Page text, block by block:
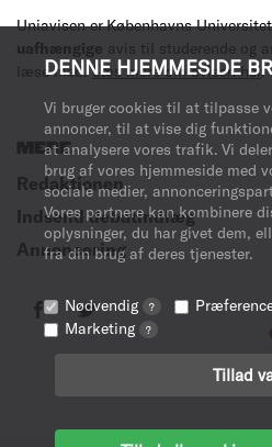
DENNE HJEMMESIDE
Vi bruger cookies til at tilpasse
annoncer, til at vise dig
at analysere vores trafik. Vi
brug af vores hjemmeside med
sociale medier,
Vores partnere kan kombinere
oplysninger, du har givet dem,
fra din brug af deres tjenester.
Nødvendig ?
Marketing ?
Tillad
Uniavisen er Københavns
uafhængige avis til studerende og
læse med.Læs mere om avisen her.
MERE
Redaktionen
Indsend debatindlæg
Annoncering